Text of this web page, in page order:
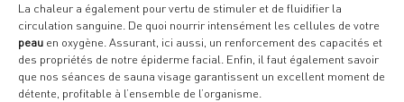
La chaleur a également pour vertu de stimuler et de fluidifier la
circulation sanguine. De quoi nourrir intensément les cellules de votre
peau en oxygène. Assurant, ici aussi, un renforcement des capacités et
des propriétés de notre épiderme facial. Enfin, il faut également savoir
que nos séances de sauna visage garantissent un excellent moment de
détente, profitable à l’ensemble de l’organisme.